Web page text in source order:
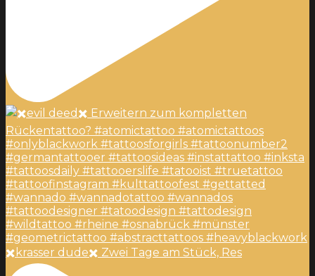
✖️krasser dude✖️ Zwei Tage am Stück, Res